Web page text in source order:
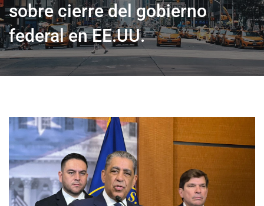
sobre cierre del gobierno
federal en EE.UU.